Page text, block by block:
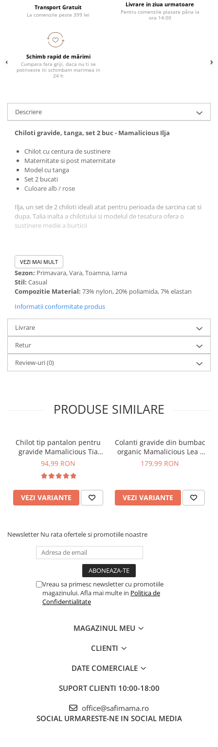
Transport Gratuit
La comenzile peste 399 lei
Livrare in ziua urmatoare
Pentru comenzile plasate pâna la
ora 14:00
Schimb rapid de mărimi
Cumpara fara griji, daca nu ti se
potriveste iti schimbam marimea in
24 h
Descriere
Chiloti gravide, tanga, set 2 buc - Mamalicious Ilja
Chilot cu centura de sustinere
Maternitate si post maternitate
Model cu tanga
Set 2 bucati
Culoare alb / rose
Ilja, un set de 2 chiloti ideali atat pentru perioada de sarcina cat si
dupa. Talia inalta a chilotului si modelul de tesatura ofera o
sustinere medie a burticii
VEZI MAI MULT
Sezon: Primavara, Vara, Toamna, Iarna
Stil: Casual
Compozitie Material: 73% nylon, 20% poliamida, 7% elastan
Informatii conformitate produs
Livrare
Retur
Review-uri(0)
PRODUSE SIMILARE
Chilot tip pantalon pentru
gravide Mamalicious Tia
crem
94,99 RON
VEZI VARIANTE
Colanti gravide din bumbac
organic Mamalicious Lea -
set 2 bucati
179,99 RON
VEZI VARIANTE
Newsletter Nu rata ofertele si promotiile noastre
Vreau sa primesc newsletter cu promotiile
magazinului. Afla mai multe in Politica de
Confidentialitate
MAGAZINUL MEU
CLIENTI
DATE COMERCIALE
SUPORT CLIENTI 10:00-18:00
office@safimama.ro
SOCIAL URMARESTE-NE IN SOCIAL MEDIA